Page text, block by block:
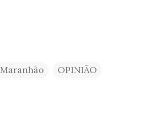
Maranhão OPINIÃO